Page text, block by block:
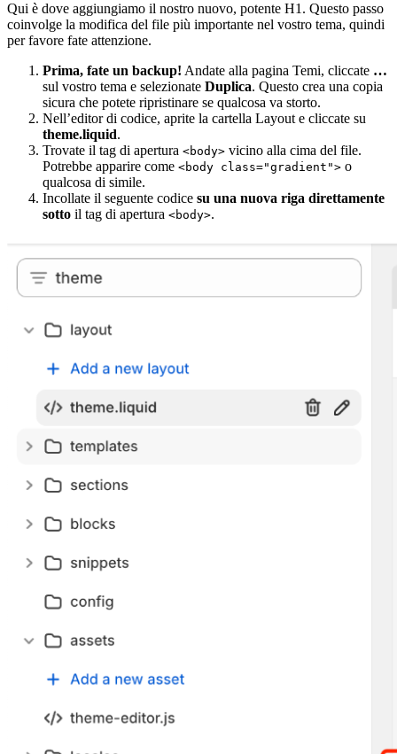
Qui è dove aggiungiamo il nostro nuovo, potente H1. Questo passo
coinvolge la modifica del file più importante nel vostro tema, quindi
per favore fate attenzione.
Prima, fate un backup! Andate alla pagina Temi, cliccate …
sul vostro tema e selezionate Duplica. Questo crea una copia
sicura che potete ripristinare se qualcosa va storto.
Nell’editor di codice, aprite la cartella Layout e cliccate su
theme.liquid.
Trovate il tag di apertura <body> vicino alla cima del file.
Potrebbe apparire come <body class="gradient"> o
qualcosa di simile.
Incollate il seguente codice su una nuova riga direttamente
sotto il tag di apertura <body>.